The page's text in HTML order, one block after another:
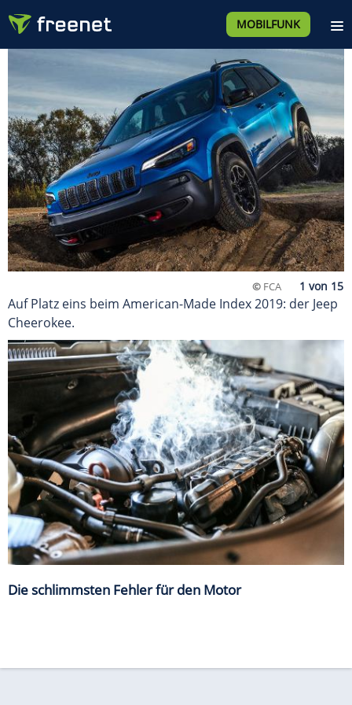
MOBILFUNK
© FCA
Auf Platz eins beim American-Made Index 2019: der Jeep
Cheerokee.
Die schlimmsten Fehler für den Motor